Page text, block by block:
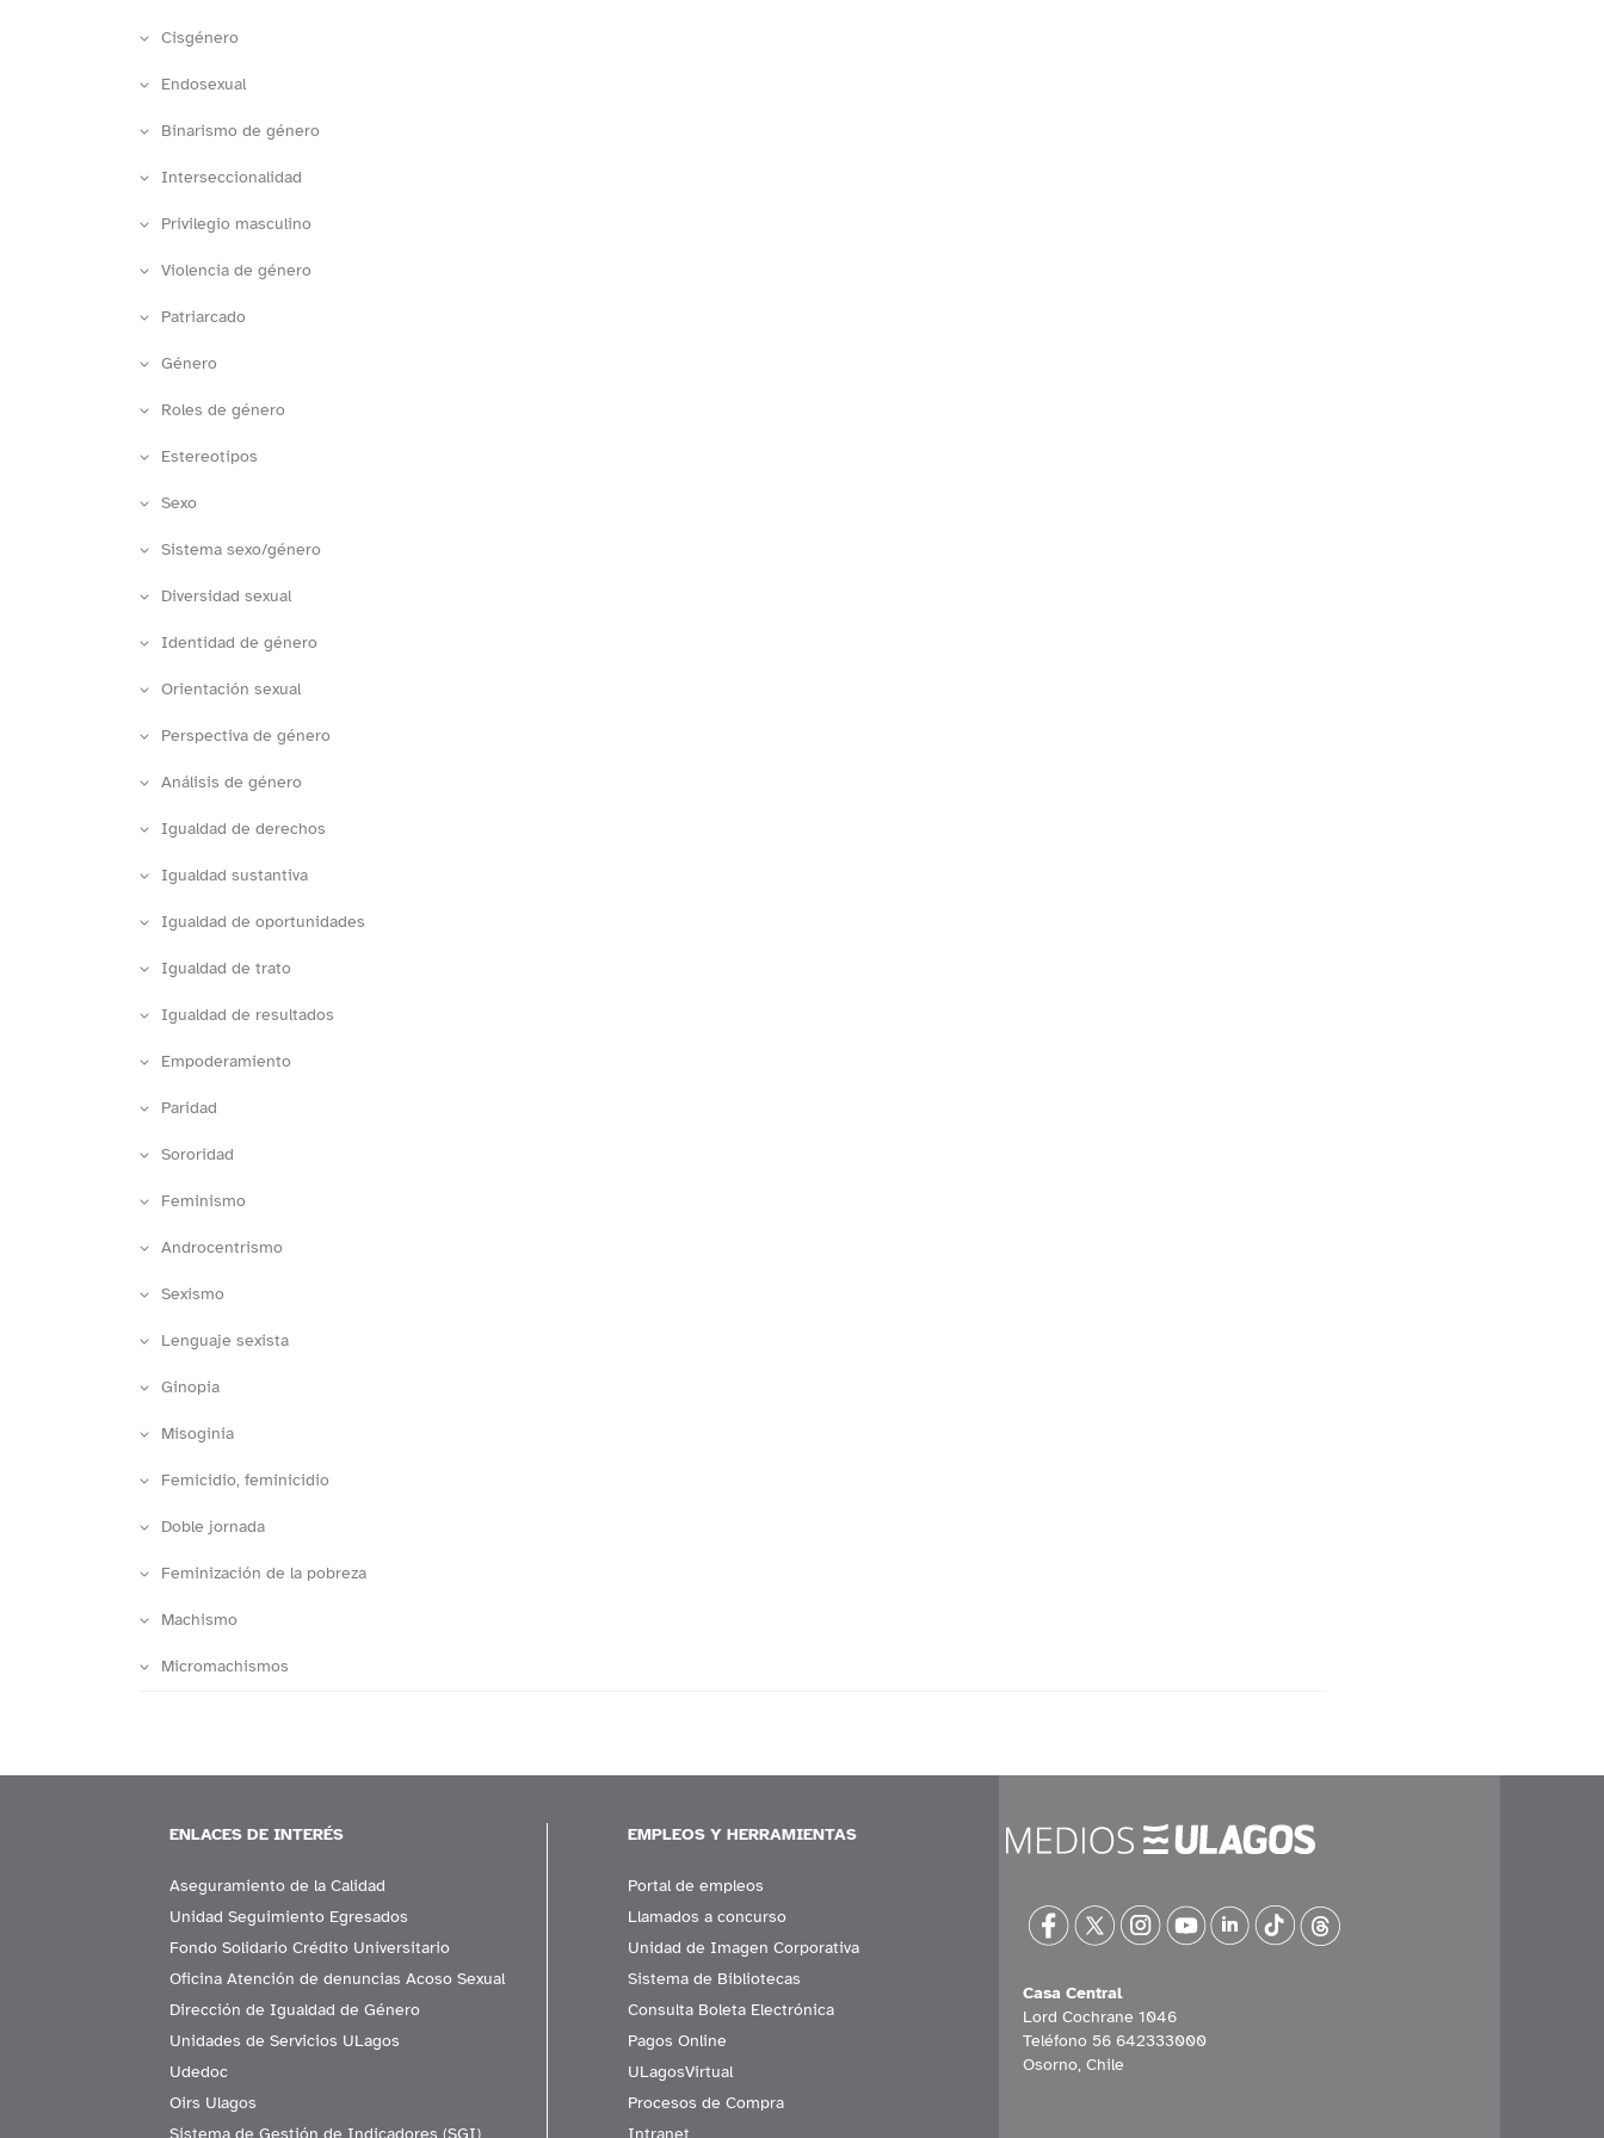
Cisgénero
Endosexual
Binarismo de género
Interseccionalidad
Privilegio masculino
Violencia de género
Patriarcado
Género
Roles de género
Estereotipos
Sexo
Sistema sexo/género
Diversidad sexual
Identidad de género
Orientación sexual
Perspectiva de género
Análisis de género
Igualdad de derechos
Igualdad sustantiva
Igualdad de oportunidades
Igualdad de trato
Igualdad de resultados
Empoderamiento
Paridad
Sororidad
Feminismo
Androcentrismo
Sexismo
Lenguaje sexista
Ginopia
Misoginia
Femicidio, feminicidio
Doble jornada
Feminización de la pobreza
Machismo
Micromachismos
ENLACES DE INTERÉS
Aseguramiento de la Calidad
Unidad Seguimiento Egresados
Fondo Solidario Crédito Universitario
Oficina Atención de denuncias Acoso Sexual
Dirección de Igualdad de Género
Unidades de Servicios ULagos
Udedoc
Oirs Ulagos
Sistema de Gestión de Indicadores (SGI)
EMPLEOS Y HERRAMIENTAS
Portal de empleos
Llamados a concurso
Unidad de Imagen Corporativa
Sistema de Bibliotecas
Consulta Boleta Electrónica
Pagos Online
ULagosVirtual
Procesos de Compra
Intranet
Casa Central
Lord Cochrane 1046
Teléfono 56 642333000
Osorno, Chile